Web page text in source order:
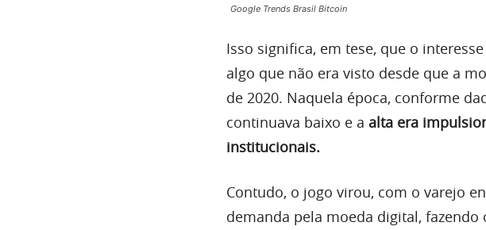
Google Trends Brasil Bitcoin
Isso significa, em tese, que o
algo que não era visto desde que a
de 2020. Naquela época, conforme
continuava baixo e a alta era
institucionais.
Contudo, o jogo virou, com o varejo
demanda pela moeda digital, fazendo